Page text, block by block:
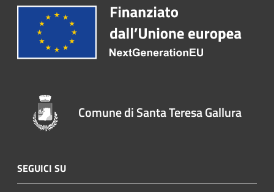
Comune di Santa Teresa Gallura
SEGUICI SU